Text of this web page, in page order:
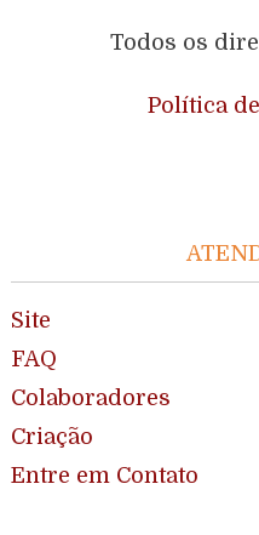
Todos os
Política
Site
FAQ
Colaboradores
Criação
Entre em Contato